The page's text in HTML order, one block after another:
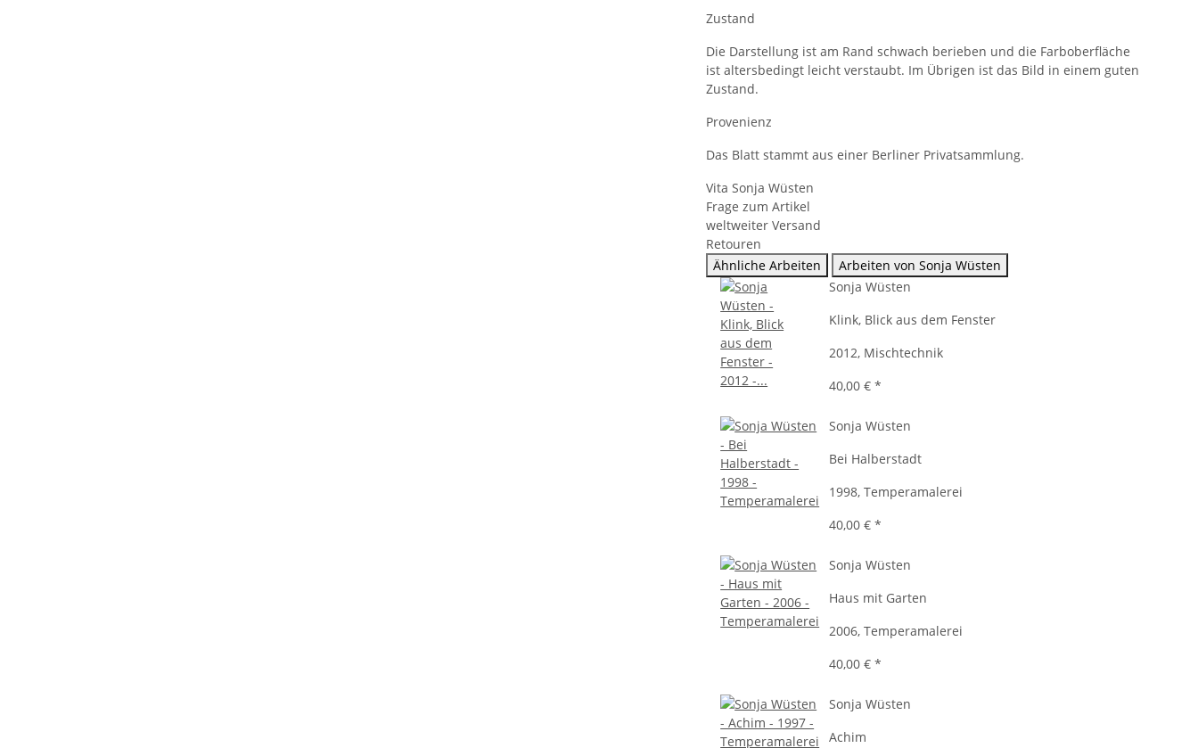
Zustand
Die Darstellung ist am Rand schwach berieben und die Farboberfläche
ist altersbedingt leicht verstaubt. Im Übrigen ist das Bild in einem guten
Zustand.
Provenienz
Das Blatt stammt aus einer Berliner Privatsammlung.
Vita Sonja Wüsten
Frage zum Artikel
weltweiter Versand
Retouren
Ähnliche Arbeiten
Arbeiten von Sonja Wüsten
Sonja Wüsten
Klink, Blick aus dem Fenster
2012, Mischtechnik
40,00 €*
Sonja Wüsten
Bei Halberstadt
1998, Temperamalerei
40,00 €*
Sonja Wüsten
Haus mit Garten
2006, Temperamalerei
40,00 €*
Sonja Wüsten
Achim